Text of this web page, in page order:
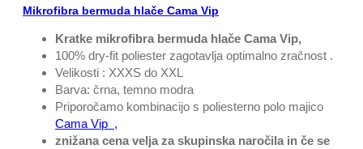
Mikrofibra bermuda hlače Cama Vip
Kratke mikrofibra bermuda hlače Cama Vip,
100% dry-fit poliester zagotavlja optimalno zračnost .
Velikosti : XXXS do XXL
Barva: črna, temno modra
Priporočamo kombinacijo s poliesterno polo majico
Cama Vip ,
znižana cena velja za skupinska naročila in če se